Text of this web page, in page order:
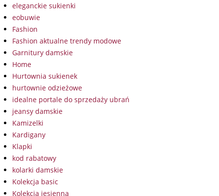
eleganckie sukienki
eobuwie
Fashion
Fashion aktualne trendy modowe
Garnitury damskie
Home
Hurtownia sukienek
hurtownie odzieżowe
idealne portale do sprzedaży ubrań
jeansy damskie
Kamizelki
Kardigany
Klapki
kod rabatowy
kolarki damskie
Kolekcja basic
Kolekcja jesienna